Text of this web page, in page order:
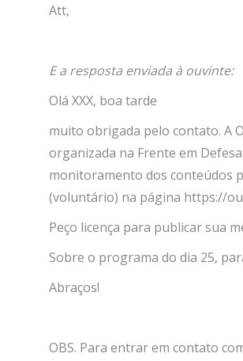
Att,
E a resposta enviada à ouvinte:
Olá XXX, boa tarde
muito obrigada pelo contato. A
organizada na Frente em
monitoramento dos conteúdos
(voluntário) na página https://
Peço licença para publicar sua
Sobre o programa do dia 25,
Abraços!
OBS. Para entrar em contato